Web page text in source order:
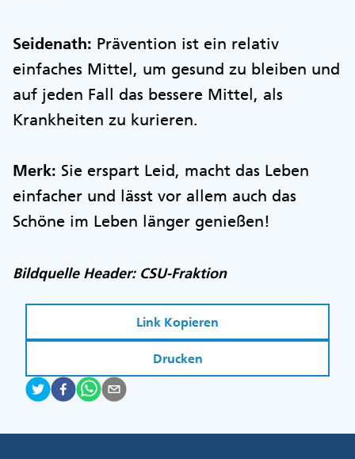
Seidenath: Prävention ist ein relativ
einfaches Mittel, um gesund zu bleiben und
auf jeden Fall das bessere Mittel, als
Krankheiten zu kurieren.
Merk: Sie erspart Leid, macht das Leben
einfacher und lässt vor allem auch das
Schöne im Leben länger genießen!
Bildquelle Header: CSU-Fraktion
Link Kopieren
Drucken